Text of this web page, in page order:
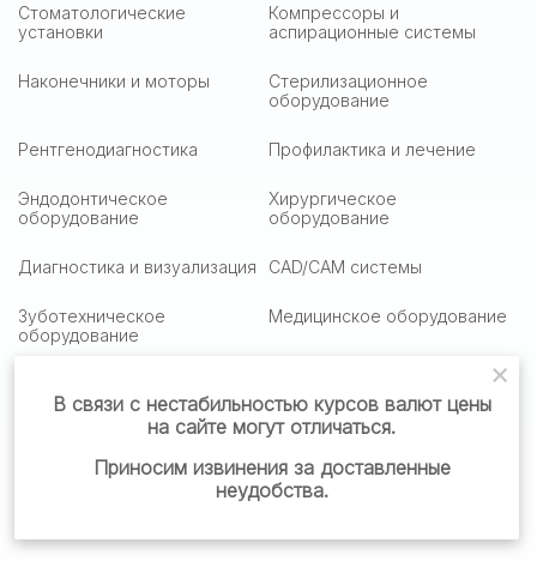
Стоматологические
установки
Компрессоры и
аспирационные системы
Наконечники и моторы
Стерилизационное
оборудование
Рентгенодиагностика Профилактика и лечение
Эндодонтическое
оборудование
Хирургическое
оборудование
Диагностика и визуализация CAD/CAM системы
Зуботехническое
оборудование
Медицинское оборудование
Стоматологическая мебель
Стоматологические
В связи с нестабильностью курсов валют цены
на сайте могут отличаться.
Приносим извинения за доставленные
неудобства.